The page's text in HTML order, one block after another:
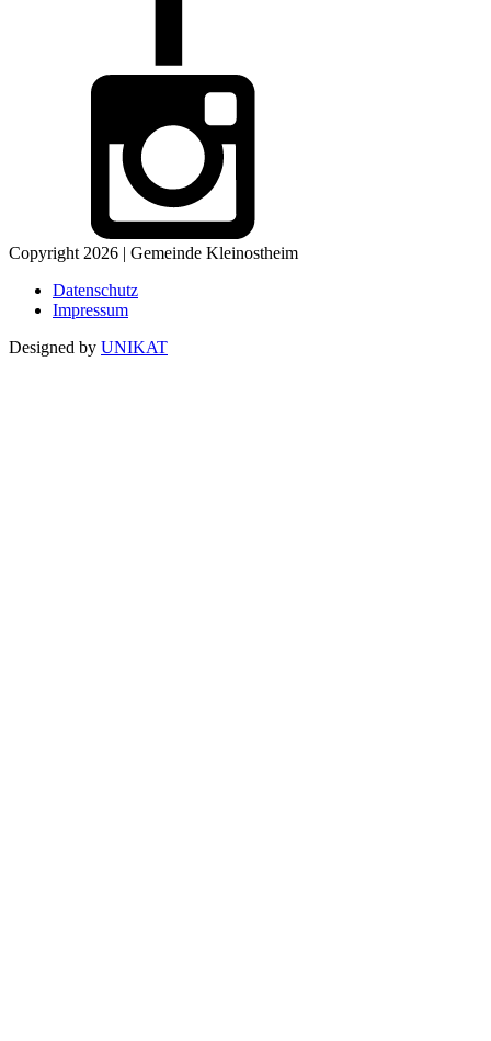
Copyright 2026 | Gemeinde Kleinostheim
Datenschutz
Impressum
Designed by UNIKAT